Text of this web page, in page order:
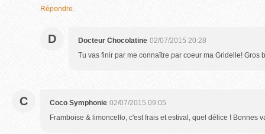
Répondre
D Docteur Chocolatine 02/07/2015 20:28
Tu vas finir par me connaître par coeur ma Gridelle! Gros
C Coco Symphonie 02/07/2015 09:05
Framboise & limoncello, c'est frais et estival, quel délice ! Bonnes